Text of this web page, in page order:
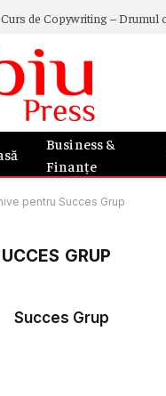
Business &
Finanțe
pentru Succes Grup
GRUP
Succes Grup